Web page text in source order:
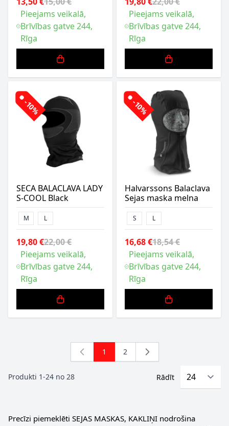
Pieejams veikalā,
Brīvības gatve 244,
Rīga
Pieejams veikalā,
Brīvības gatve 244,
Rīga
-10%
SECA BALACLAVA LADY
S-COOL Black
M L
19,80 €22,00 €
Pieejams veikalā,
Brīvības gatve 244,
Rīga
-10%
Halvarssons Balaclava
Sejas maska melna
S L
16,68 €18,54 €
Pieejams veikalā,
Brīvības gatve 244,
Rīga
Produkti 1-24 no 28
You're currently reading page
1 Lapa
2
Rādīt
Precīzi piemeklēti SEJAS MASKAS, KAKLIŅI nodrošina